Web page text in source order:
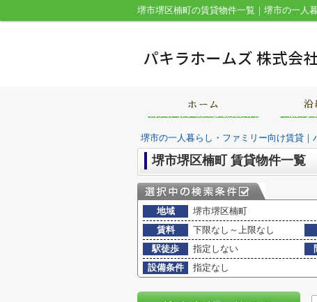
堺市の一人暮らし・ファミリー向け賃貸
堺市堺区楠町 賃貸物件一覧
地域
堺市堺区楠町
賃料
下限なし～上限なし
駅徒歩
指定しない
設備条件
指定なし